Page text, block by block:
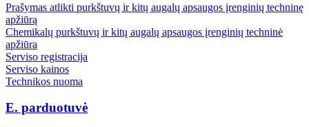
Prašymas atlikti purkštuvų ir kitų augalų apsaugos įrenginių techninę
apžiūrą
Chemikalų purkštuvų ir kitų augalų apsaugos įrenginių techninė
apžiūra
Serviso registracija
Serviso kainos
Technikos nuoma
E. parduotuvė